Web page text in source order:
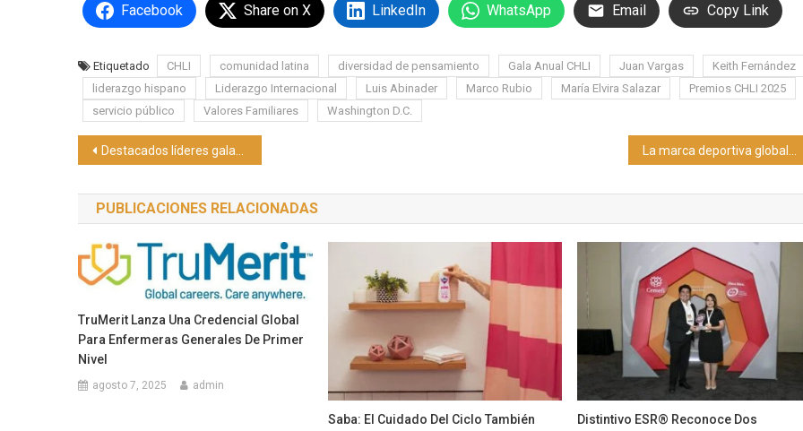
Facebook Share on X LinkedIn WhatsApp Email Copy Link
Etiquetado CHLI comunidad latina diversidad de pensamiento Gala Anual CHLI Juan Vargas
Keith Fernández
liderazgo hispano
Liderazgo Internacional Luis Abinader Marco Rubio María Elvira Salazar
Premios CHLI 2025
servicio público
Valores Familiares Washington D.C.
Navegación
de
entradas
Destacados líderes galardonados en la Gala Anual del CHLI en Washington
PUBLICACIONES RELACIONADAS
TruMerit Lanza Una Credencial Global
Para Enfermeras Generales De Primer
Nivel
agosto 7, 2025 admin
Saba: El Cuidado Del Ciclo También Distintivo ESR® Reconoce Dos